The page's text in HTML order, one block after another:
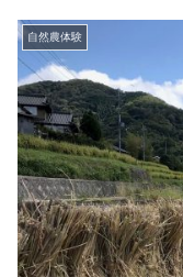
自然農体験